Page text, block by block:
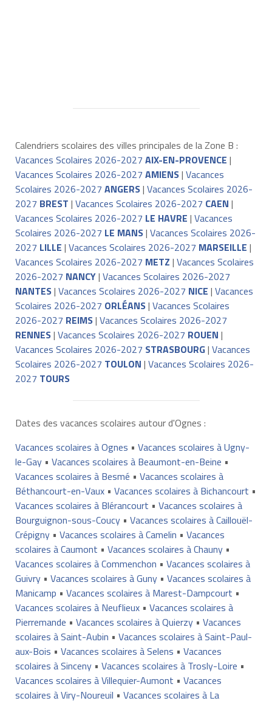
Calendriers scolaires des villes principales de la Zone B :
Vacances Scolaires 2026-2027 AIX-EN-PROVENCE |
Vacances Scolaires 2026-2027 AMIENS| Vacances
Scolaires 2026-2027 ANGERS| Vacances Scolaires 2026-
2027 BREST | Vacances Scolaires 2026-2027 CAEN |
Vacances Scolaires 2026-2027 LE HAVRE | Vacances
Scolaires 2026-2027 LE MANS| Vacances Scolaires 2026-
2027 LILLE | Vacances Scolaires 2026-2027 MARSEILLE |
Vacances Scolaires 2026-2027 METZ | Vacances Scolaires
2026-2027 NANCY| Vacances Scolaires 2026-2027
NANTES| Vacances Scolaires 2026-2027 NICE | Vacances
Scolaires 2026-2027 ORLÉANS| Vacances Scolaires
2026-2027 REIMS| Vacances Scolaires 2026-2027
RENNES| Vacances Scolaires 2026-2027 ROUEN |
Vacances Scolaires 2026-2027 STRASBOURG| Vacances
Scolaires 2026-2027 TOULON | Vacances Scolaires 2026-
2027 TOURS
Dates des vacances scolaires autour d'Ognes :
Vacances scolaires à Ognes • Vacances scolaires à Ugny-
le-Gay• Vacances scolaires à Beaumont-en-Beine •
Vacances scolaires à Besmé • Vacances scolaires à
Béthancourt-en-Vaux• Vacances scolaires à Bichancourt •
Vacances scolaires à Blérancourt • Vacances scolaires à
Bourguignon-sous-Coucy• Vacances scolaires à Caillouël-
Crépigny• Vacances scolaires à Camelin • Vacances
scolaires à Caumont • Vacances scolaires à Chauny•
Vacances scolaires à Commenchon • Vacances scolaires à
Guivry• Vacances scolaires à Guny• Vacances scolaires à
Manicamp • Vacances scolaires à Marest-Dampcourt •
Vacances scolaires à Neuflieux• Vacances scolaires à
Pierremande • Vacances scolaires à Quierzy• Vacances
scolaires à Saint-Aubin • Vacances scolaires à Saint-Paul-
aux-Bois • Vacances scolaires à Selens • Vacances
scolaires à Sinceny• Vacances scolaires à Trosly-Loire •
Vacances scolaires à Villequier-Aumont • Vacances
scolaires à Viry-Noureuil • Vacances scolaires à La